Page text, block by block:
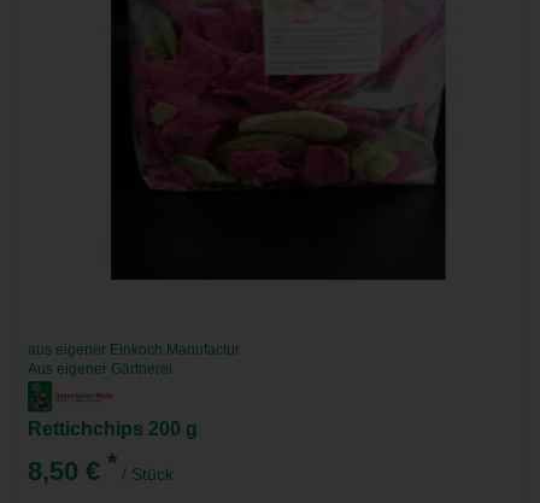
aus eigener Einkoch Manufactur
Aus eigener Gärtnerei
Rettichchips 200 g
8,50 € * / Stück